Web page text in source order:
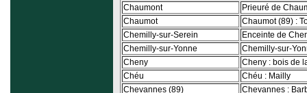
Chaumont
Prieuré de
Chaumot
Chaumot (89) :
Chemilly-sur-Serein
Enceinte de
Chemilly-sur-Yonne
Chemilly-sur-
Cheny
Cheny : bois de
Chéu
Chéu : Mailly
Chevannes (89)
Chevannes :